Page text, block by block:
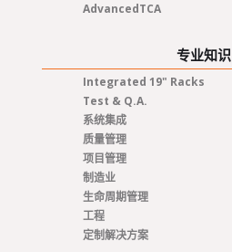
AdvancedTCA
专业知识
Integrated 19" Racks
Test & Q.A.
系统集成
质量管理
项目管理
制造业
生命周期管理
工程
定制解决方案